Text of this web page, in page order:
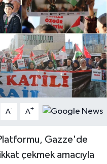
A- A+
Gazze'de
çekmek amacıyla